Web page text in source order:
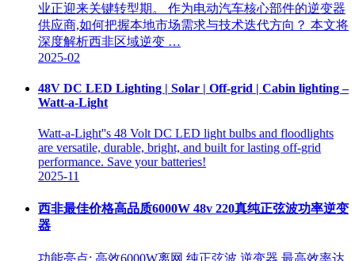
业正迎来关键转型期。 作为电动汽车核心部件的逆变器
供应商,如何把握本地市场需求与技术迭代方向？ 本文将
深度解析西非区域逆变 …
2025-02
48V DC LED Lighting | Solar | Off-grid | Cabin lighting –
Watt-a-Light
Watt-a-Light''s 48 Volt DC LED light bulbs and floodlights
are versatile, durable, bright, and built for lasting off-grid
performance. Save your batteries!
2025-11
西非最佳价格高品质6000W 48v 220真纯正弦波功率逆变
器
功能亮点: 高效6000W离网 纯正弦波 逆变器,最高效率达